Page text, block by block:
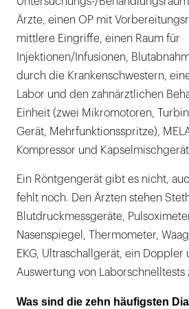
Ärzte, einen OP mit
mittlere Eingriffe, einen Raum für
Injektionen/Infusionen,
durch die Krankenschwestern,
Labor und den zahnärztlichen
Einheit (zwei Mikromotoren,
Gerät, Mehrfunktionsspritze),
Kompressor und
Ein Röntgengerät gibt es nicht,
fehlt noch. Den Ärzten stehen
Blutdruckmessgeräte,
Nasenspiegel, Thermometer,
EKG, Ultraschallgerät, ein Doppler
Auswertung von Laborschnelltests
Was sind die zehn häufigsten